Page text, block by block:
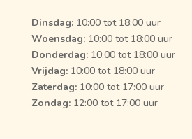
Dinsdag:10:00 tot 18:00 uur
Woensdag:10:00 tot 18:00 uur
Donderdag:10:00 tot 18:00 uur
Vrijdag:10:00 tot 18:00 uur
Zaterdag:10:00 tot 17:00 uur
Zondag:12:00 tot 17:00 uur